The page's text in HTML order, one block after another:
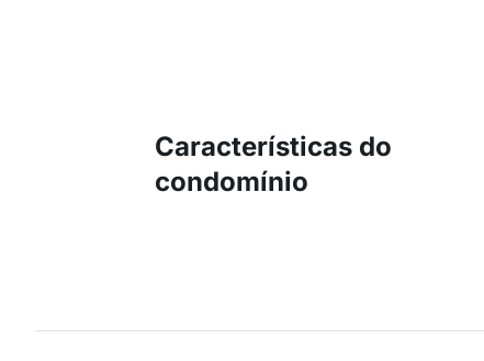
Características do
condomínio